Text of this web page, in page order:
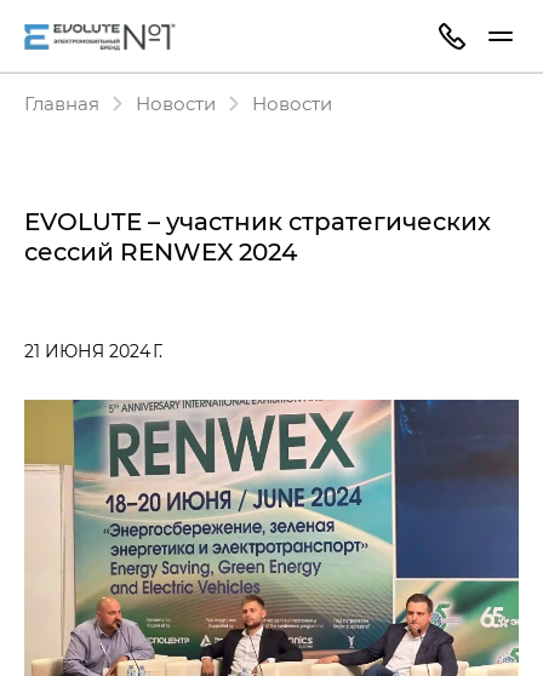
Главная Новости Новости
EVOLUTE – участник стратегических
сессий RENWEX 2024
21 ИЮНЯ 2024 Г.